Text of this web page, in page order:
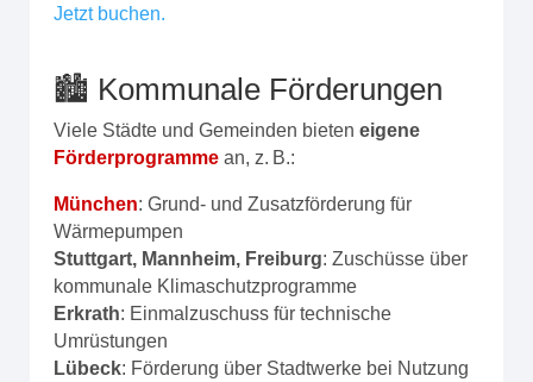
Jetzt buchen.
🏙️ Kommunale Förderungen
Viele Städte und Gemeinden bieten eigene
Förderprogramme an, z. B.:
München: Grund- und Zusatzförderung für
Wärmepumpen
Stuttgart, Mannheim, Freiburg: Zuschüsse über
kommunale Klimaschutzprogramme
Erkrath: Einmalzuschuss für technische
Umrüstungen
Lübeck: Förderung über Stadtwerke bei Nutzung